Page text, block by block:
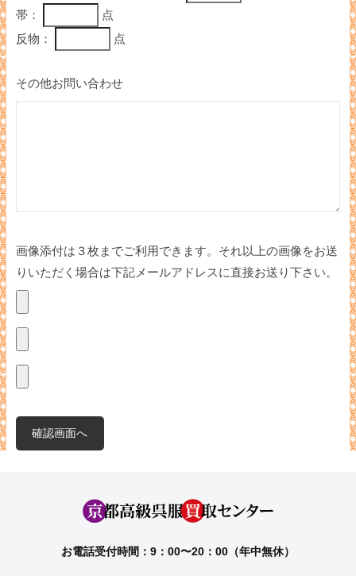
帯：
点
反物：
点
その他お問い合わせ
画像添付は３枚までご利用できます。それ以上の画像をお送
りいただく場合は下記メールアドレスに直接お送り下さい。
お電話受付時間：9：00〜20：00（年中無休）